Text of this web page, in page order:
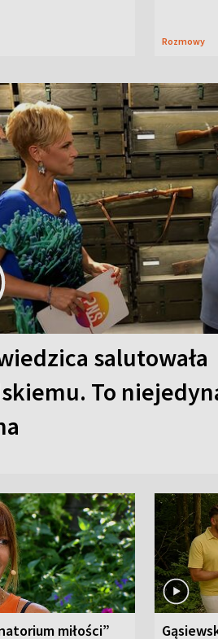
Rozmowy
salutowała
To
miłości”